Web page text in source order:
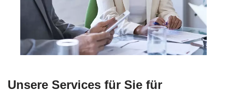
Unsere Services für Sie für